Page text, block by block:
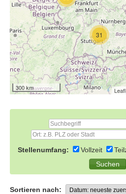
31
300 km
Stellenumfang: Vollzeit
Sortieren nach: